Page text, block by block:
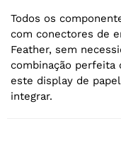
Todos os
com conectores de
Feather, sem
combinação perfeita
este display de
integrar.